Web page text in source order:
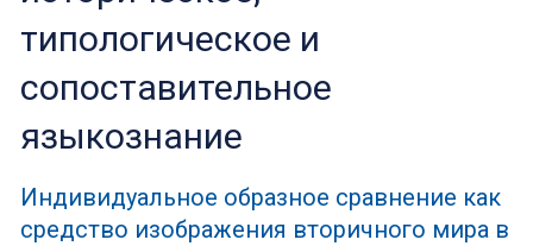
типологическое и
сопоставительное
языкознание
Индивидуальное образное сравнение как
средство изображения вторичного мира в